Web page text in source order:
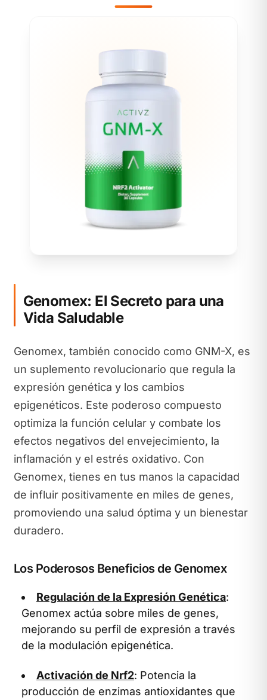
Genomex: El Secreto para una
Vida Saludable
Genomex, también conocido como GNM-X, es
un suplemento revolucionario que regula la
expresión genética y los cambios
epigenéticos. Este poderoso compuesto
optimiza la función celular y combate los
efectos negativos del envejecimiento, la
inflamación y el estrés oxidativo. Con
Genomex, tienes en tus manos la capacidad
de influir positivamente en miles de genes,
promoviendo una salud óptima y un bienestar
duradero.
Los Poderosos Beneficios de Genomex
Regulación de la Expresión Genética:
Genomex actúa sobre miles de genes,
mejorando su perfil de expresión a través
de la modulación epigenética.
Activación de Nrf2: Potencia la
producción de enzimas antioxidantes que